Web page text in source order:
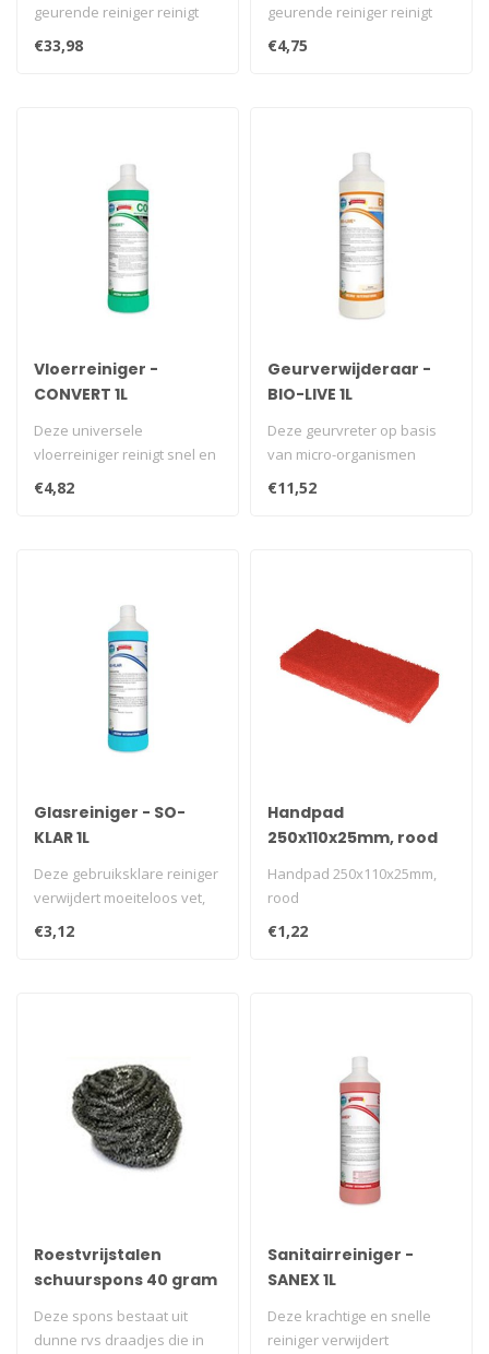
geurende reiniger reinigt
snel en laat gedurende een
lange..
€33,98
geurende reiniger reinigt
snel en laat gedurende een
lange..
€4,75
Vloerreiniger -
CONVERT 1L
Deze universele
vloerreiniger reinigt snel en
grondig. Laat na het
reinigen een ..
€4,82
Geurverwijderaar -
BIO-LIVE 1L
Deze geurvreter op basis
van micro-organismen
breekt vuil en slechte
geuren op ..
€11,52
Glasreiniger - SO-
KLAR 1L
Deze gebruiksklare reiniger
verwijdert moeiteloos vet,
vuil en viltstiftstrepen...
€3,12
Handpad
250x110x25mm, rood
Handpad 250x110x25mm,
rood
€1,22
Roestvrijstalen
schuurspons 40 gram
Deze spons bestaat uit
dunne rvs draadjes die in
Sanitairreiniger -
SANEX 1L
Deze krachtige en snelle
reiniger verwijdert